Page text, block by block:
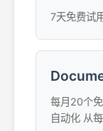
7天免费试
每月20个
自动化 从